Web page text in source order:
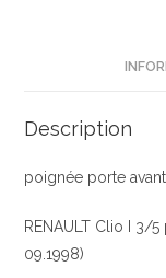
Description
poignée porte
RENAULT Clio I 3/
09.1998)